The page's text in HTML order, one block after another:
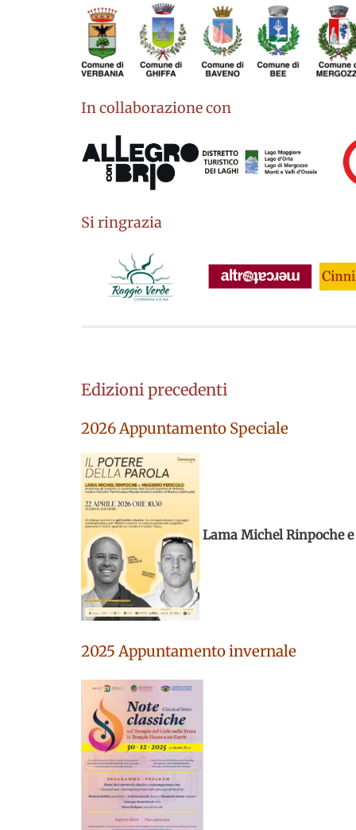
In collaborazione con
Si ringrazia
Edizioni precedenti
2026 Appuntamento Speciale
Lama Michel Rinpoche
2025 Appuntamento invernale